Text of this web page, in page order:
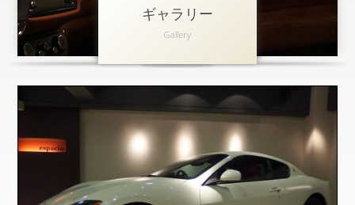
アクセス
会社概要
お問い合わせ 個人情報保護方針
ギャラリー
Gallery